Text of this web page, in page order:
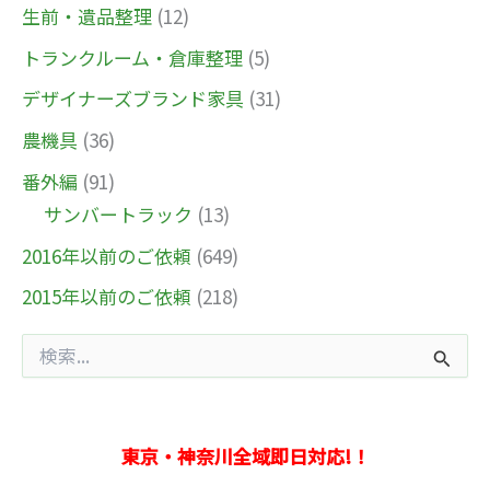
生前・遺品整理 (12)
トランクルーム・倉庫整理 (5)
デザイナーズブランド家具 (31)
農機具 (36)
番外編 (91)
サンバートラック (13)
2016年以前のご依頼 (649)
2015年以前のご依頼 (218)
索
東京・神奈川全域即日対応!！